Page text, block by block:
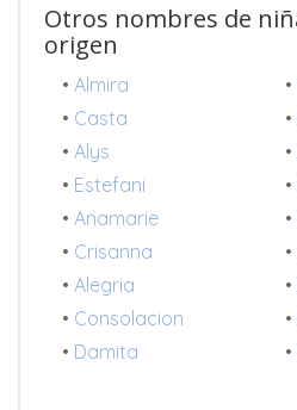
Otros nombres de
origen
• Almira •
• Casta •
• Alys •
• Estefani •
• Anamarie •
• Crisanna •
• Alegria •
• Consolacion •
• Damita •